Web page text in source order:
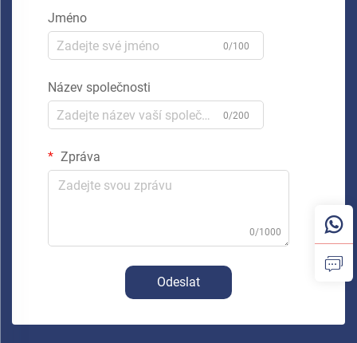
Jméno
0/100
Název společnosti
0/200
Zpráva
0/1000
Odeslat